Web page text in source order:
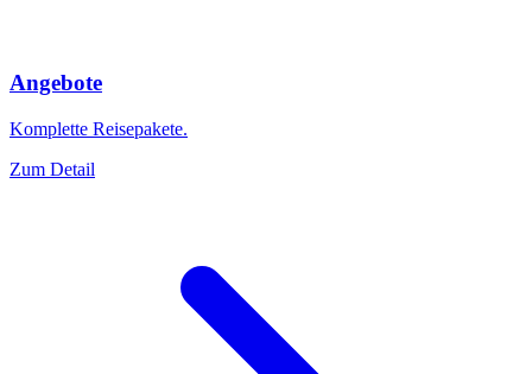
Angebote
Komplette Reisepakete.
Zum Detail